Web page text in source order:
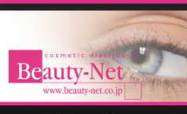
Beauty-Net
cosmetic distributor